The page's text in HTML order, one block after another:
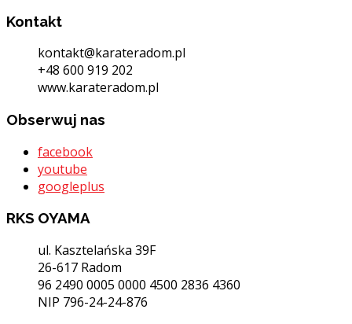
Kontakt
kontakt@karateradom.pl
+48 600 919 202
www.karateradom.pl
Obserwuj nas
facebook
youtube
googleplus
RKS OYAMA
ul. Kasztelańska 39F
26-617 Radom
96 2490 0005 0000 4500 2836 4360
NIP 796-24-24-876